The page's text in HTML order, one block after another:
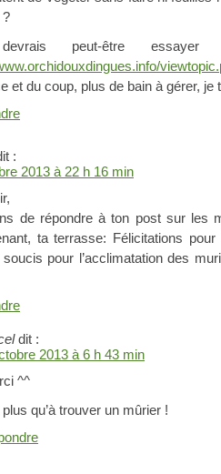
?
peut-être
et du coup, plus de bain à gérer, je
:
2013 à 22 h 16 min
de répondre à ton post sur les
ta terrasse: Félicitations
pour l’acclimatation des
dit :
2013 à 6 h 43 min
^^
plus qu’à trouver un mûrier !